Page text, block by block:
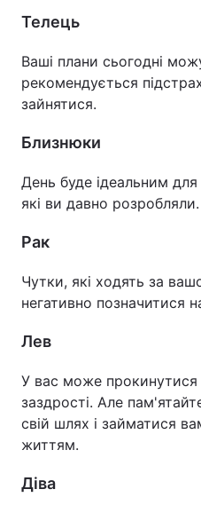
Телець
Ваші плани сьогодні
рекомендується
зайнятися.
Близнюки
День буде ідеальним для
які ви давно розробляли.
Рак
Чутки, які ходять за
негативно позначитися
Лев
У вас може прокинутися
заздрості. Але
свій шлях і займатися
життям.
Діва